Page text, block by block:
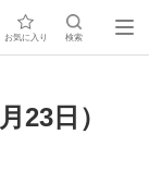
お気に入り 検索
23日）